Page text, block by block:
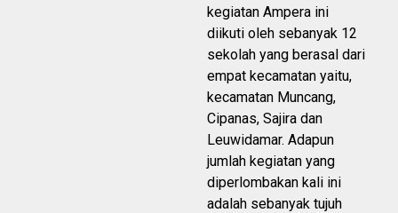
kegiatan Ampera ini
diikuti oleh sebanyak 12
sekolah yang berasal dari
empat kecamatan yaitu,
kecamatan Muncang,
Cipanas, Sajira dan
Leuwidamar. Adapun
jumlah kegiatan yang
diperlombakan kali ini
adalah sebanyak tujuh